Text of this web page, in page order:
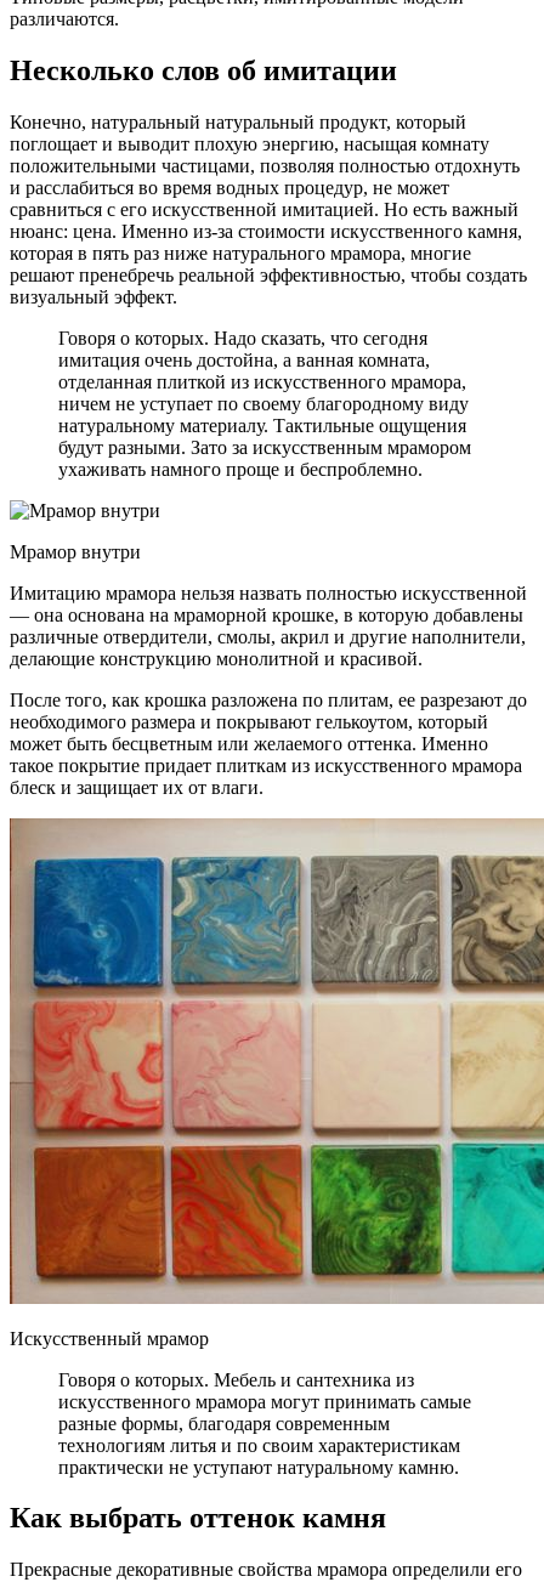
различаются.
Несколько слов об имитации
Конечно, натуральный натуральный продукт, который
поглощает и выводит плохую энергию, насыщая комнату
положительными частицами, позволяя полностью отдохнуть
и расслабиться во время водных процедур, не может
сравниться с его искусственной имитацией. Но есть важный
нюанс: цена. Именно из-за стоимости искусственного камня,
которая в пять раз ниже натурального мрамора, многие
решают пренебречь реальной эффективностью, чтобы создать
визуальный эффект.
Говоря о которых. Надо сказать, что сегодня
имитация очень достойна, а ванная комната,
отделанная плиткой из искусственного мрамора,
ничем не уступает по своему благородному виду
натуральному материалу. Тактильные ощущения
будут разными. Зато за искусственным мрамором
ухаживать намного проще и беспроблемно.
Мрамор внутри
Имитацию мрамора нельзя назвать полностью искусственной
— она ​​основана на мраморной крошке, в которую добавлены
различные отвердители, смолы, акрил и другие наполнители,
делающие конструкцию монолитной и красивой.
После того, как крошка разложена по плитам, ее разрезают до
необходимого размера и покрывают гелькоутом, который
может быть бесцветным или желаемого оттенка. Именно
такое покрытие придает плиткам из искусственного мрамора
блеск и защищает их от влаги.
Искусственный мрамор
Говоря о которых. Мебель и сантехника из
искусственного мрамора могут принимать самые
разные формы, благодаря современным
технологиям литья и по своим характеристикам
практически не уступают натуральному камню.
Как выбрать оттенок камня
Прекрасные декоративные свойства мрамора определили его